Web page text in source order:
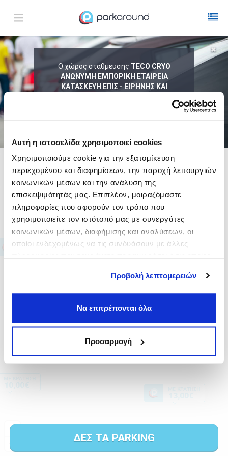
Αυτή η ιστοσελίδα χρησιμοποιεί cookies
Χρησιμοποιούμε cookie για την εξατομίκευση
περιεχομένου και διαφημίσεων, την παροχή λειτουργιών
κοινωνικών μέσων και την ανάλυση της
επισκεψιμότητάς μας. Επιπλέον, μοιραζόμαστε
πληροφορίες που αφορούν τον τρόπο που
χρησιμοποιείτε τον ιστότοπό μας με συνεργάτες
κοινωνικών μέσων, διαφήμισης και αναλύσεων, οι
οποίοι ενδεχομένως να τις συνδυάσουν με άλλες
Προβολή λεπτομερειών
Να επιτρέπονται όλα
Προσαρμογή
Ο χώρος στάθμευσης TECO CRYO
ΑΝΩΝΥΜΗ ΕΜΠΟΡΙΚΗ ΕΤΑΙΡΕΙΑ
ΚΑΤΑΣΚΕΥΗ ΕΠΙΣ - ΕΙΡΗΝΗΣ ΚΑΙ
ΑΠΟΚΛΕΙΣΤΙΚΕΣ ΠΡΟΣΦΟΡΕΣ ΣΕ 200+
Δες τώρα τα parking στο χάρτη και σύγκρινετιμή
καιαπόσταση
ΔΕΣ ΤΑ PARKING
ΑΠΟΤΕΛΕΣΜΑΤΑ ΓΙΑ:
ΑΦΙΞΗ Παρ 07 Αυγ 15:30 ΔΙΑΡΚΕΙΑ